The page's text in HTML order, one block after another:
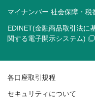
マイナンバー 社会保障・税
EDINET(金融商品取引法に
関する電子開示システム)
各口座取引規程
セキュリティについて